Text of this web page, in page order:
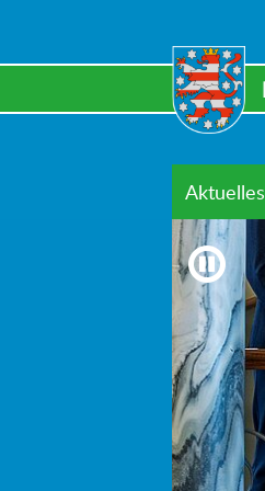
main
Aktuelles